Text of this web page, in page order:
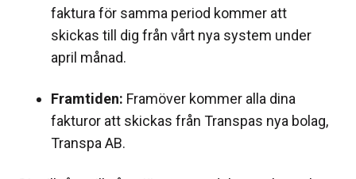
faktura för samma period kommer att
skickas till dig från vårt nya system under
april månad.
Framtiden: Framöver kommer alla dina
fakturor att skickas från Transpas nya bolag,
Transpa AB.